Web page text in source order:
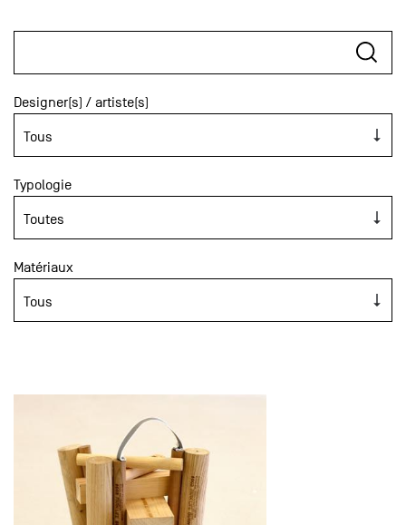
Designer(s) / artiste(s)
Typologie
Matériaux